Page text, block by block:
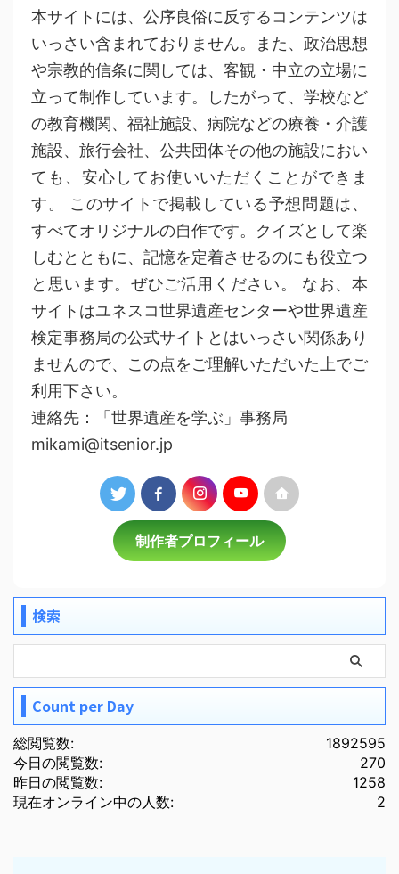
本サイトには、公序良俗に反するコンテンツは
いっさい含まれておりません。また、政治思想
や宗教的信条に関しては、客観・中立の立場に
立って制作しています。したがって、学校など
の教育機関、福祉施設、病院などの療養・介護
施設、旅行会社、公共団体その他の施設におい
ても、安心してお使いいただくことができま
す。 このサイトで掲載している予想問題は、
すべてオリジナルの自作です。クイズとして楽
しむとともに、記憶を定着させるのにも役立つ
と思います。ぜひご活用ください。 なお、本
サイトはユネスコ世界遺産センターや世界遺産
検定事務局の公式サイトとはいっさい関係あり
ませんので、この点をご理解いただいた上でご
利用下さい。
連絡先：「世界遺産を学ぶ」事務局
mikami@itsenior.jp
制作者プロフィール
検索
Count per Day
1892595
総閲覧数:
270
今日の閲覧数:
1258
昨日の閲覧数:
2
現在オンライン中の人数: